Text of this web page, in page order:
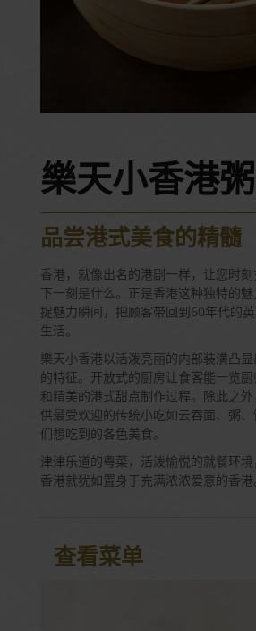
樂天小香港
品尝港式美食的精髓
香港，就像出名的港剧一样，让您时
下一刻是什么。正是香港这种独特的
捉魅力瞬间，把顾客带回到60年代的
生活。
樂天小香港以活泼亮丽的内部装潢凸
的特征。开放式的厨房让食客能一览
和精美的港式甜点制作过程。除此之
供最受欢迎的传统小吃如云吞面、粥
们想吃到的各色美食。
津津乐道的粤菜，活泼愉悦的就餐环
香港就犹如置身于充满浓浓爱意的香港
查看菜单